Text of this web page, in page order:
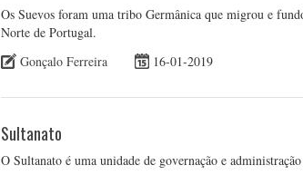
Os Suevos foram uma tribo Germânica que migrou e
Norte de Portugal.
Gonçalo Ferreira
16-01-2019
Sultanato
O Sultanato é uma unidade de governação e